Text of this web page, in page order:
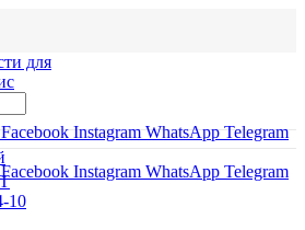
Facebook Instagram WhatsApp Telegram
Facebook Instagram WhatsApp Telegram
10